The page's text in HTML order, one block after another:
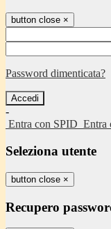
button close ×
Password dimenticata?
-
Entra con SPID Entra
Seleziona utente
button close ×
Recupero